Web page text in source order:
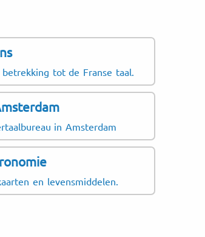
tot de Franse taal.
in Amsterdam
en levensmiddelen.